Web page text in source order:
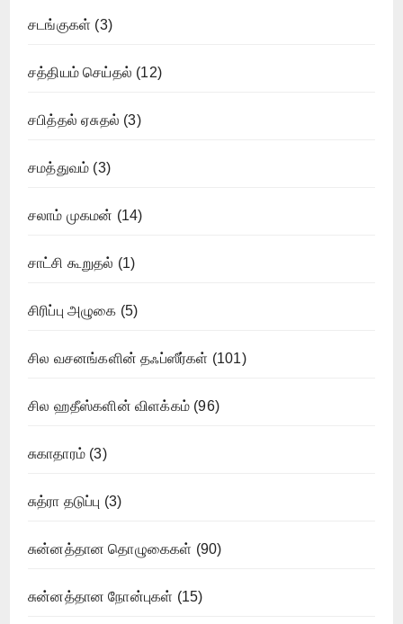
சடங்குகள் (3)
சத்தியம் செய்தல் (12)
சபித்தல் ஏசுதல் (3)
சமத்துவம் (3)
சலாம் முகமன் (14)
சாட்சி கூறுதல் (1)
சிரிப்பு அழுகை (5)
சில வசனங்களின் தஃப்ஸீர்கள் (101)
சில ஹதீஸ்களின் விளக்கம் (96)
சுகாதாரம் (3)
சுத்ரா தடுப்பு (3)
சுன்னத்தான தொழுகைகள் (90)
சுன்னத்தான நோன்புகள் (15)